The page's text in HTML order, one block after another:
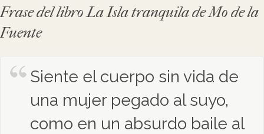
Frase del libro La Isla tranquila de Mo de la
Fuente
Siente el cuerpo sin vida de
una mujer pegado al suyo,
como en un absurdo baile al